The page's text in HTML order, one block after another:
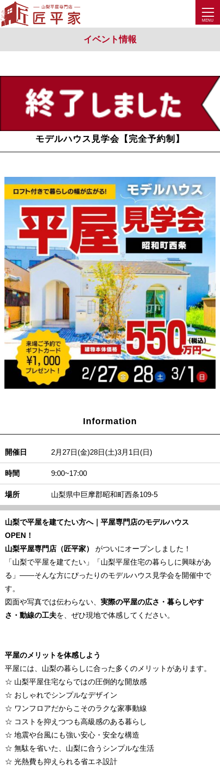
イベント情報
モデルハウス見学会【完全予約制】
Information
開催日 2月27日(金)28日(土)3月1日(日)
時間 9:00~17:00
場所 山梨県中巨摩郡昭和町西条109-5
山梨で平屋を建てたい方へ｜平屋専門店のモデルハウス
OPEN！
山梨平屋専門店（匠平家）
がついにオープンしました！
「山梨で平屋を建てたい」「山梨平屋住宅の暮らしに興味があ
る」――そんな方にぴったりのモデルハウス見学会を開催中で
す。
図面や写真では伝わらない、 実際の平屋の広さ・暮らしやす
さ・動線の工夫を、ぜひ現地で体感してください。
平屋のメリットを体感しよう
平屋には、山梨の暮らしに合った多くのメリットがあります。
☆ 山梨平屋住宅ならではの圧倒的な開放感
☆ おしゃれでシンプルなデザイン
☆ ワンフロアだからこそのラクな家事動線
☆ コストを抑えつつも高級感のある暮らし
☆ 地震や台風にも強い安心・安全な構造
☆ 無駄を省いた、山梨に合うシンプルな生活
☆ 光熱費も抑えられる省エネ設計